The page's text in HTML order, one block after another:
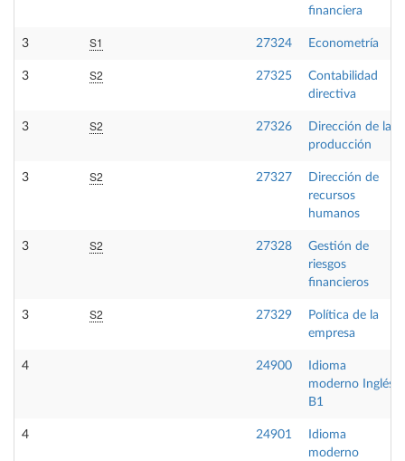
financiera
3 S1 27324 Econometría
3 S2 27325
Contabilidad
directiva
3 S2 27326
Dirección de la
producción
3 S2 27327
Dirección de
recursos
humanos
3 S2 27328
Gestión de
riesgos
financieros
3 S2 27329
Política de la
empresa
4 24900
Idioma
moderno Inglés
B1
4 24901
Idioma
moderno